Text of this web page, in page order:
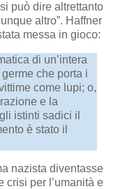
può dire altrettanto
altro”. Haffner
messa in gioco:
di un’intera
che porta i
come lupi; o,
e la
istinti sadici il
è stato il
nazista diventasse
crisi per l’umanità e